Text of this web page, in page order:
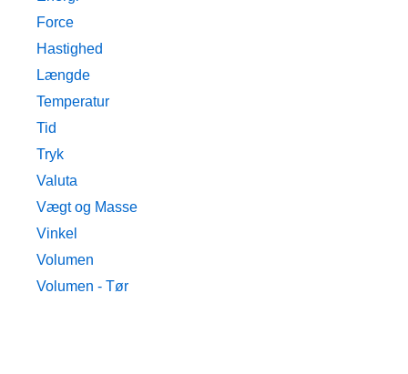
Force
Hastighed
Længde
Temperatur
Tid
Tryk
Valuta
Vægt og Masse
Vinkel
Volumen
Volumen - Tør